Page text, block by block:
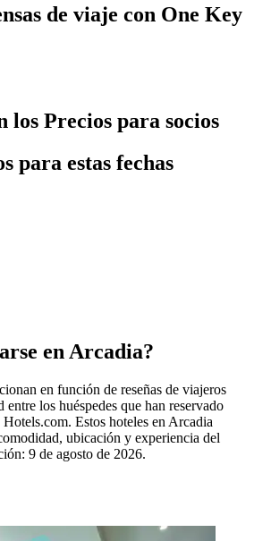
de viaje con One Key
los Precios para socios
para estas fechas
en Arcadia?
en función de reseñas de viajeros
los huéspedes que han reservado
Estos hoteles en Arcadia
ubicación y experiencia del
9 de agosto de 2026.